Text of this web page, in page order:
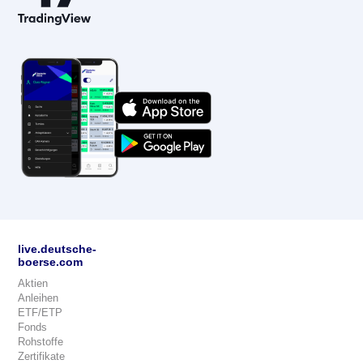
live.deutsche-
boerse.com
Aktien
Anleihen
ETF/ETP
Fonds
Rohstoffe
Zertifikate